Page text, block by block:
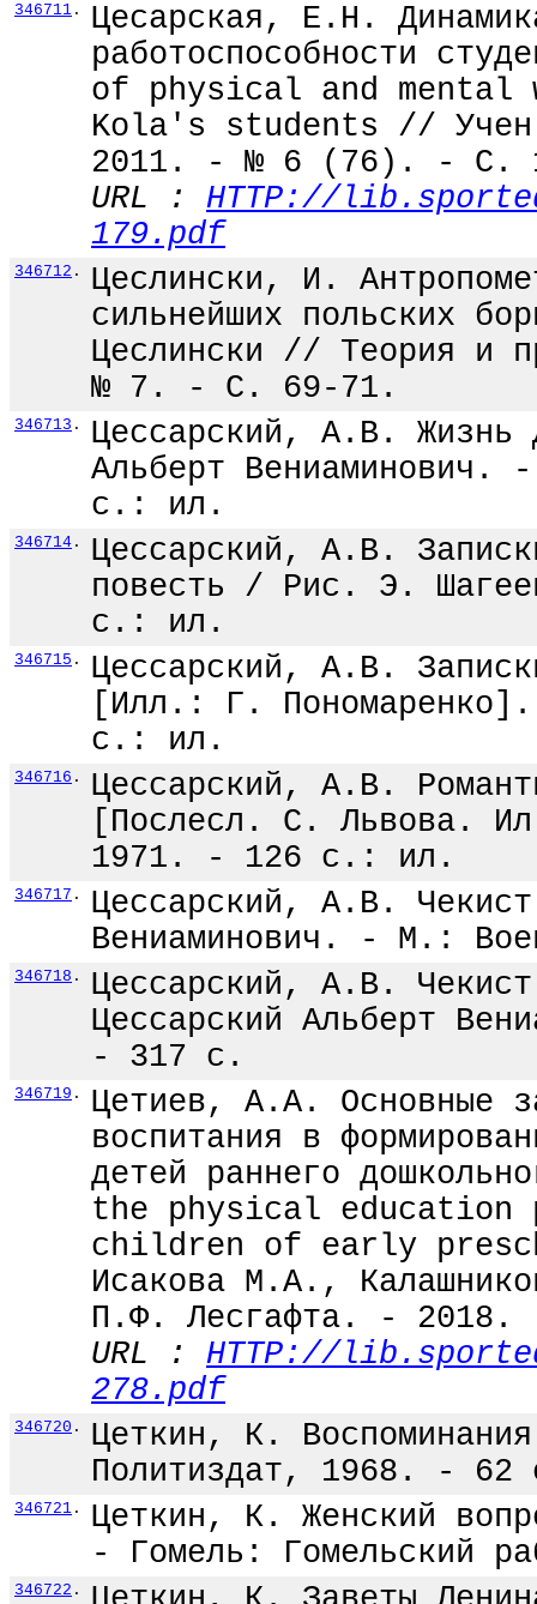
346711 .
Цесарская, Е.Н.
работоспособности
of physical and
Kola's students //
2011. - № 6 (76). - С.
URL : HTTP://
179.pdf
346712 .
Цеслински, И.
сильнейших польских
Цеслински // Теория и
№ 7. - С. 69-71.
346713 .
Цессарский, А.В. Жизнь
Альберт
с.: ил.
346714 .
Цессарский, А.В.
повесть / Рис. Э.
с.: ил.
346715 .
Цессарский, А.В.
[Илл.: Г.
с.: ил.
346716 .
Цессарский, А.В.
[Послесл. С. Львова.
1971. - 126 с.: ил.
346717 .
Цессарский, А.В.
Вениаминович. - М.:
346718 .
Цессарский, А.В.
Цессарский Альберт
- 317 с.
346719 .
Цетиев, А.А. Основные
воспитания в
детей раннего
the physical education
children of early
Исакова М.А.,
П.Ф. Лесгафта. -
URL : HTTP://
278.pdf
346720 .
Цеткин, К.
Политиздат, 1968. - 62
346721 .
Цеткин, К. Женский
- Гомель: Гомельский
346722 .